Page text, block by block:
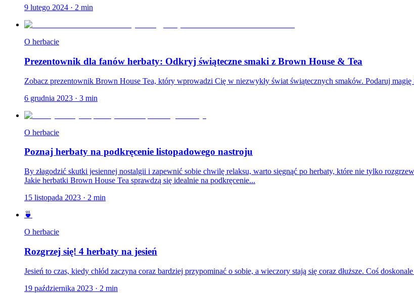
9 lutego 2024 · 2 min
O herbacie
Prezentownik dla fanów herbaty: Odkryj świąteczne smaki z Brown House & Tea
Zobacz prezentownik Brown House Tea, który wprowadzi Cię w niezwykły świat świątecznych smaków. Podaruj
6 grudnia 2023 · 3 min
O herbacie
Poznaj herbaty na podkręcenie listopadowego nastroju
By złagodzić skutki jesiennej nostalgii i zapewnić sobie chwilę relaksu, warto sięgnąć po herbaty, które nie tylko
Jakie herbatki Brown House Tea sprawdzą się idealnie na podkręcenie...
15 listopada 2023 · 2 min
🍵
O herbacie
Rozgrzej się! 4 herbaty na jesień
Jesień to czas, kiedy chłód zaczyna coraz bardziej przypominać o sobie, a wieczory stają się coraz dłuższe. Coś
19 października 2023 · 2 min